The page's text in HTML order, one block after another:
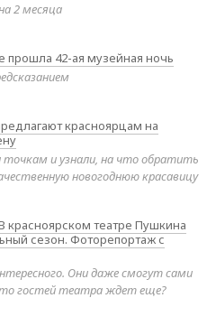
2 месяца
прошла 42-ая музейная ночь
красноярцам на
точкам и узнали, на что обратить
новогоднюю красавицу
красноярском театре Пушкина
сезон. Фоторепортаж с
Они даже смогут сами
гостей театра ждет еще?